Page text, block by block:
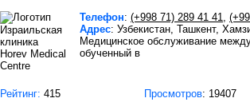
Телефон: (+998 71) 289 41 41,
Адрес: Узбекистан, Ташкент,
Медицинское обслуживание
обученный в
Рейтинг: 415 Просмотров: 19407